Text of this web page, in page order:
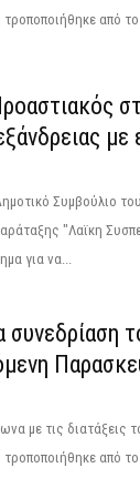
από το
Συμβούλιο
"Λαϊκη
για να...
συνεδρίαση
με τις διατάξεις
από το